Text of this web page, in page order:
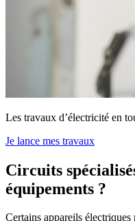
Les travaux d’électricité en
Je lance mes travaux
Circuits
équipements ?
Certains appareils